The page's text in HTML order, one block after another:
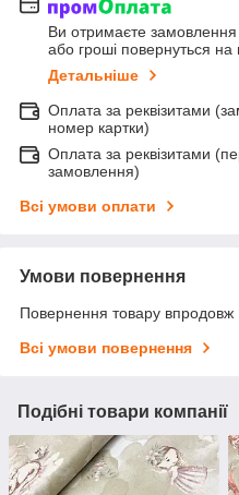
Ви отримаєте замовлення
або гроші повернуться на
Детальніше
Оплата за реквізитами
номер картки)
Оплата за реквізитами
замовлення)
Всі умови оплати
Умови повернення
Повернення товару впродовж
Всі умови повернення
Подібні товари компанії